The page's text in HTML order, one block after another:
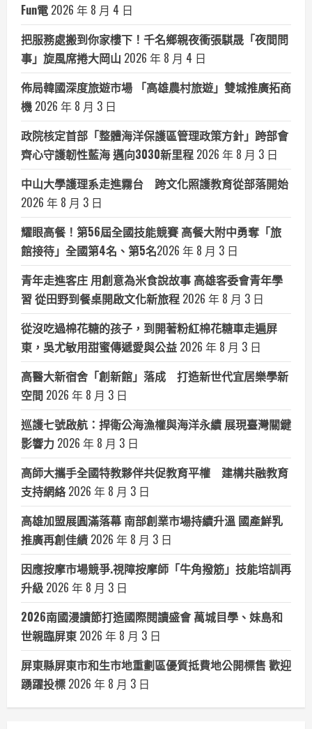
Fun電 2026 年 8 月 4 日
把服務處搬到你家樓下！千名鄉親夜衝張騏晟「夜間問
事」旋風席捲大岡山 2026 年 8 月 4 日
佈局韓國深度旅遊市場 「高雄農村旅遊」雙城推廣拓商
機 2026 年 8 月 3 日
政院核定首部「整體海洋保護區管理政策方針」跨部會
齊心守護韌性藍海 邁向3030新里程 2026 年 8 月 3 日
中山大學護理系走進霧台 跨文化照護教育從部落開始
2026 年 8 月 3 日
耀眼高餐！第56屆全國技能競賽 高餐大附中勇奪「旅
館接待」全國第4名、第5名​2026 年 8 月 3 日
青年走進客庄 用創意為米食說故事 高雄客委會青年學
習 從田野到餐桌開啟文化新旅程 2026 年 8 月 3 日
從沒吃過棉花糖的孩子，到開著粉紅棉花糖車走遍屏
東，吳尤敏用甜蜜傳遞愛與公益 2026 年 8 月 3 日
高醫大新宿舍「創新館」落成 打造新世代宜居樂學新
空間 2026 年 8 月 3 日
巡護七號啟航：捍衛公海漁權與海洋永續 展現臺灣關鍵
影響力 2026 年 8 月 3 日
高師大攜手全國特教夥伴共促教育平權 建構共融教育
支持網絡 2026 年 8 月 3 日
高雄加盟展圓滿落幕 南部創業市場持續升溫 國產鮮乳
推廣再創佳績 2026 年 8 月 3 日
因應按摩市場競爭.視障按摩師「牛角撥筋」技能培訓再
升級 2026 年 8 月 3 日
2026南國漫讀節打造國際閱讀盛會 萬城目學、妹島和
世親臨屏東 2026 年 8 月 3 日
屏東縣屏東市和生市地重劃區優質抵費地公開標售 歡迎
踴躍投標 2026 年 8 月 3 日